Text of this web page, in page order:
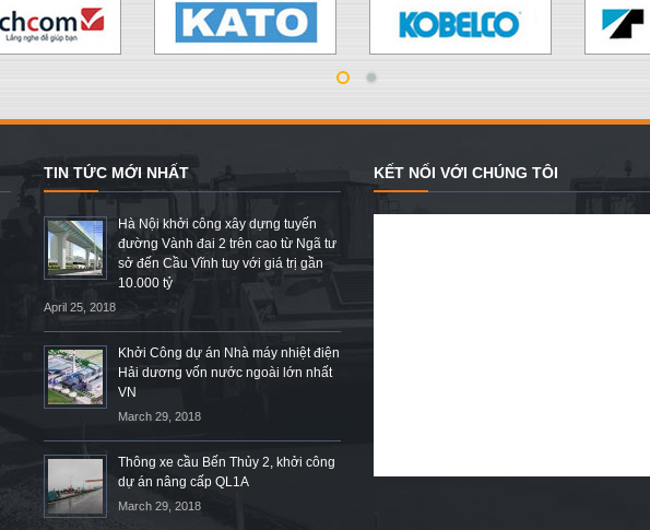
TIN TỨC MỚI NHẤT
Hà Nội khởi công xây dựng tuyến
đường Vành đai 2 trên cao từ Ngã tư
sở đến Cầu Vĩnh tuy với giá trị gần
10.000 tỷ
April 25, 2018
Khởi Công dự án Nhà máy nhiệt điện
Hải dương vốn nước ngoài lớn nhất
VN
March 29, 2018
Thông xe cầu Bến Thủy 2, khởi công
dự án nâng cấp QL1A
March 29, 2018
KẾT NỐI VỚI CHÚNG TÔI